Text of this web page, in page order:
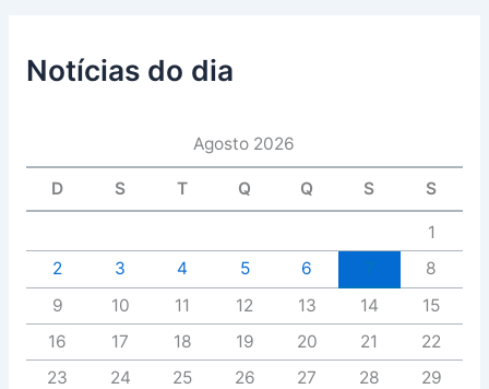
Notícias do dia
Agosto 2026
D S T Q Q S S
1
2
3 4 5 6
8
9
10 11 12 13 14
15
16
17 18 19 20 21
22
23
24 25 26 27 28
29